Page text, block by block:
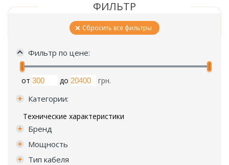
ФИЛЬТР
Сбросить все фильтры
Фильтр по цене:
от до грн.
Категории:
Технические характеристики
Бренд
Мощность
Тип кабеля